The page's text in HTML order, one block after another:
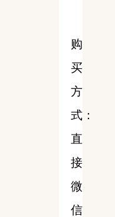
购
买
方
式：
直
接
微
信